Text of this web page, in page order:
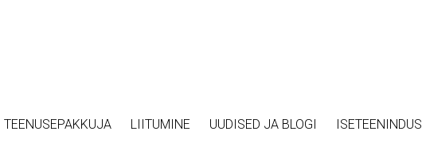
TEENUSEPAKKUJA LIITUMINE UUDISED JA BLOGI ISETEENINDUS